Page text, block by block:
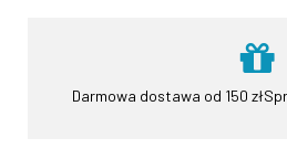
Darmowa dostawa od 150 zł